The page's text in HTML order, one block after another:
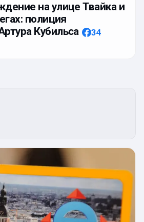
на улице Твайка и
полиция
Кубильса
34